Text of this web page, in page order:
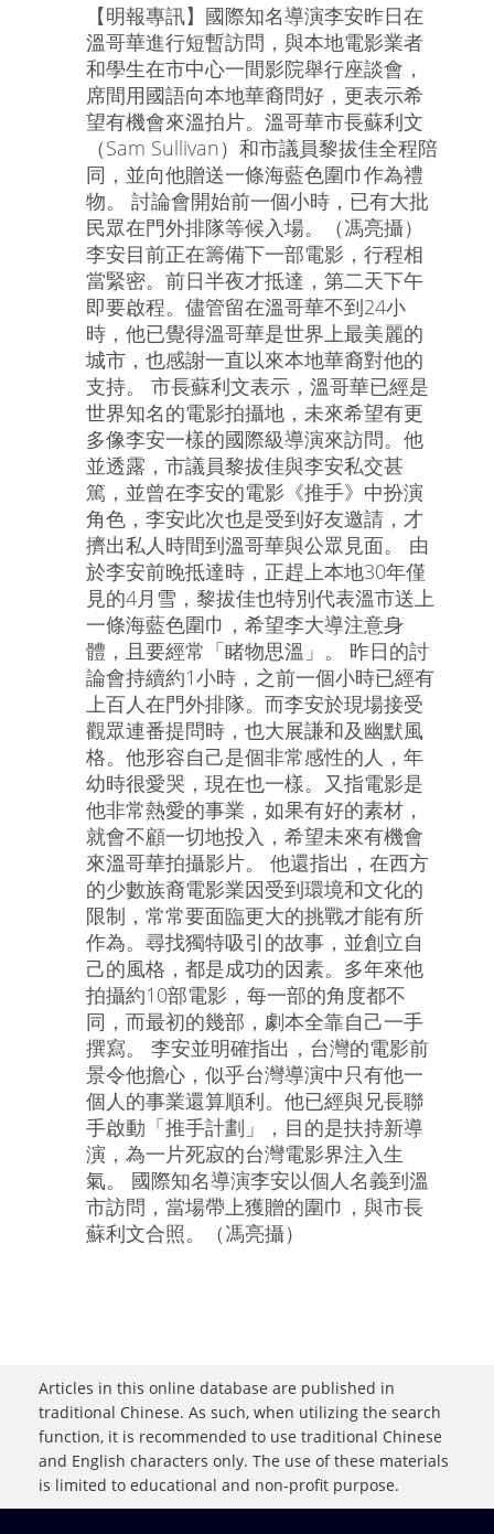
【明報專訊】國際知名導演李安昨日在
溫哥華進行短暫訪問，與本地電影業者
和學生在市中心一間影院舉行座談會，
席間用國語向本地華裔問好，更表示希
望有機會來溫拍片。溫哥華市長蘇利文
（Sam Sullivan）和市議員黎拔佳全程陪
同，並向他贈送一條海藍色圍巾作為禮
物。 討論會開始前一個小時，已有大批
民眾在門外排隊等候入場。（馮亮攝）
李安目前正在籌備下一部電影，行程相
當緊密。前日半夜才抵達，第二天下午
即要啟程。儘管留在溫哥華不到24小
時，他已覺得溫哥華是世界上最美麗的
城市，也感謝一直以來本地華裔對他的
支持。 市長蘇利文表示，溫哥華已經是
世界知名的電影拍攝地，未來希望有更
多像李安一樣的國際級導演來訪問。他
並透露，市議員黎拔佳與李安私交甚
篤，並曾在李安的電影《推手》中扮演
角色，李安此次也是受到好友邀請，才
擠出私人時間到溫哥華與公眾見面。 由
於李安前晚抵達時，正趕上本地30年僅
見的4月雪，黎拔佳也特別代表溫市送上
一條海藍色圍巾，希望李大導注意身
體，且要經常「睹物思溫」。 昨日的討
論會持續約1小時，之前一個小時已經有
上百人在門外排隊。而李安於現場接受
觀眾連番提問時，也大展謙和及幽默風
格。他形容自己是個非常感性的人，年
幼時很愛哭，現在也一樣。又指電影是
他非常熱愛的事業，如果有好的素材，
就會不顧一切地投入，希望未來有機會
來溫哥華拍攝影片。 他還指出，在西方
的少數族裔電影業因受到環境和文化的
限制，常常要面臨更大的挑戰才能有所
作為。尋找獨特吸引的故事，並創立自
己的風格，都是成功的因素。多年來他
拍攝約10部電影，每一部的角度都不
同，而最初的幾部，劇本全靠自己一手
撰寫。 李安並明確指出，台灣的電影前
景令他擔心，似乎台灣導演中只有他一
個人的事業還算順利。他已經與兄長聯
手啟動「推手計劃」，目的是扶持新導
演，為一片死寂的台灣電影界注入生
氣。 國際知名導演李安以個人名義到溫
市訪問，當場帶上獲贈的圍巾，與市長
蘇利文合照。（馮亮攝）
Articles in this online database are published in
traditional Chinese. As such, when utilizing the search
function, it is recommended to use traditional Chinese
and English characters only. The use of these materials
is limited to educational and non-profit purpose.